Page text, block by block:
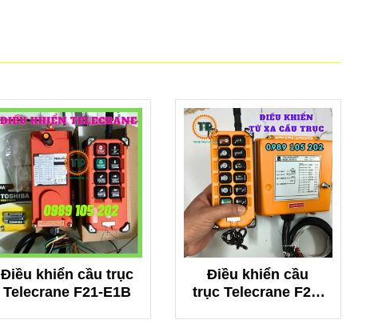
Điều khiển cầu trục
Telecrane F21-E1B
Điều khiển cầu
trục Telecrane F23-